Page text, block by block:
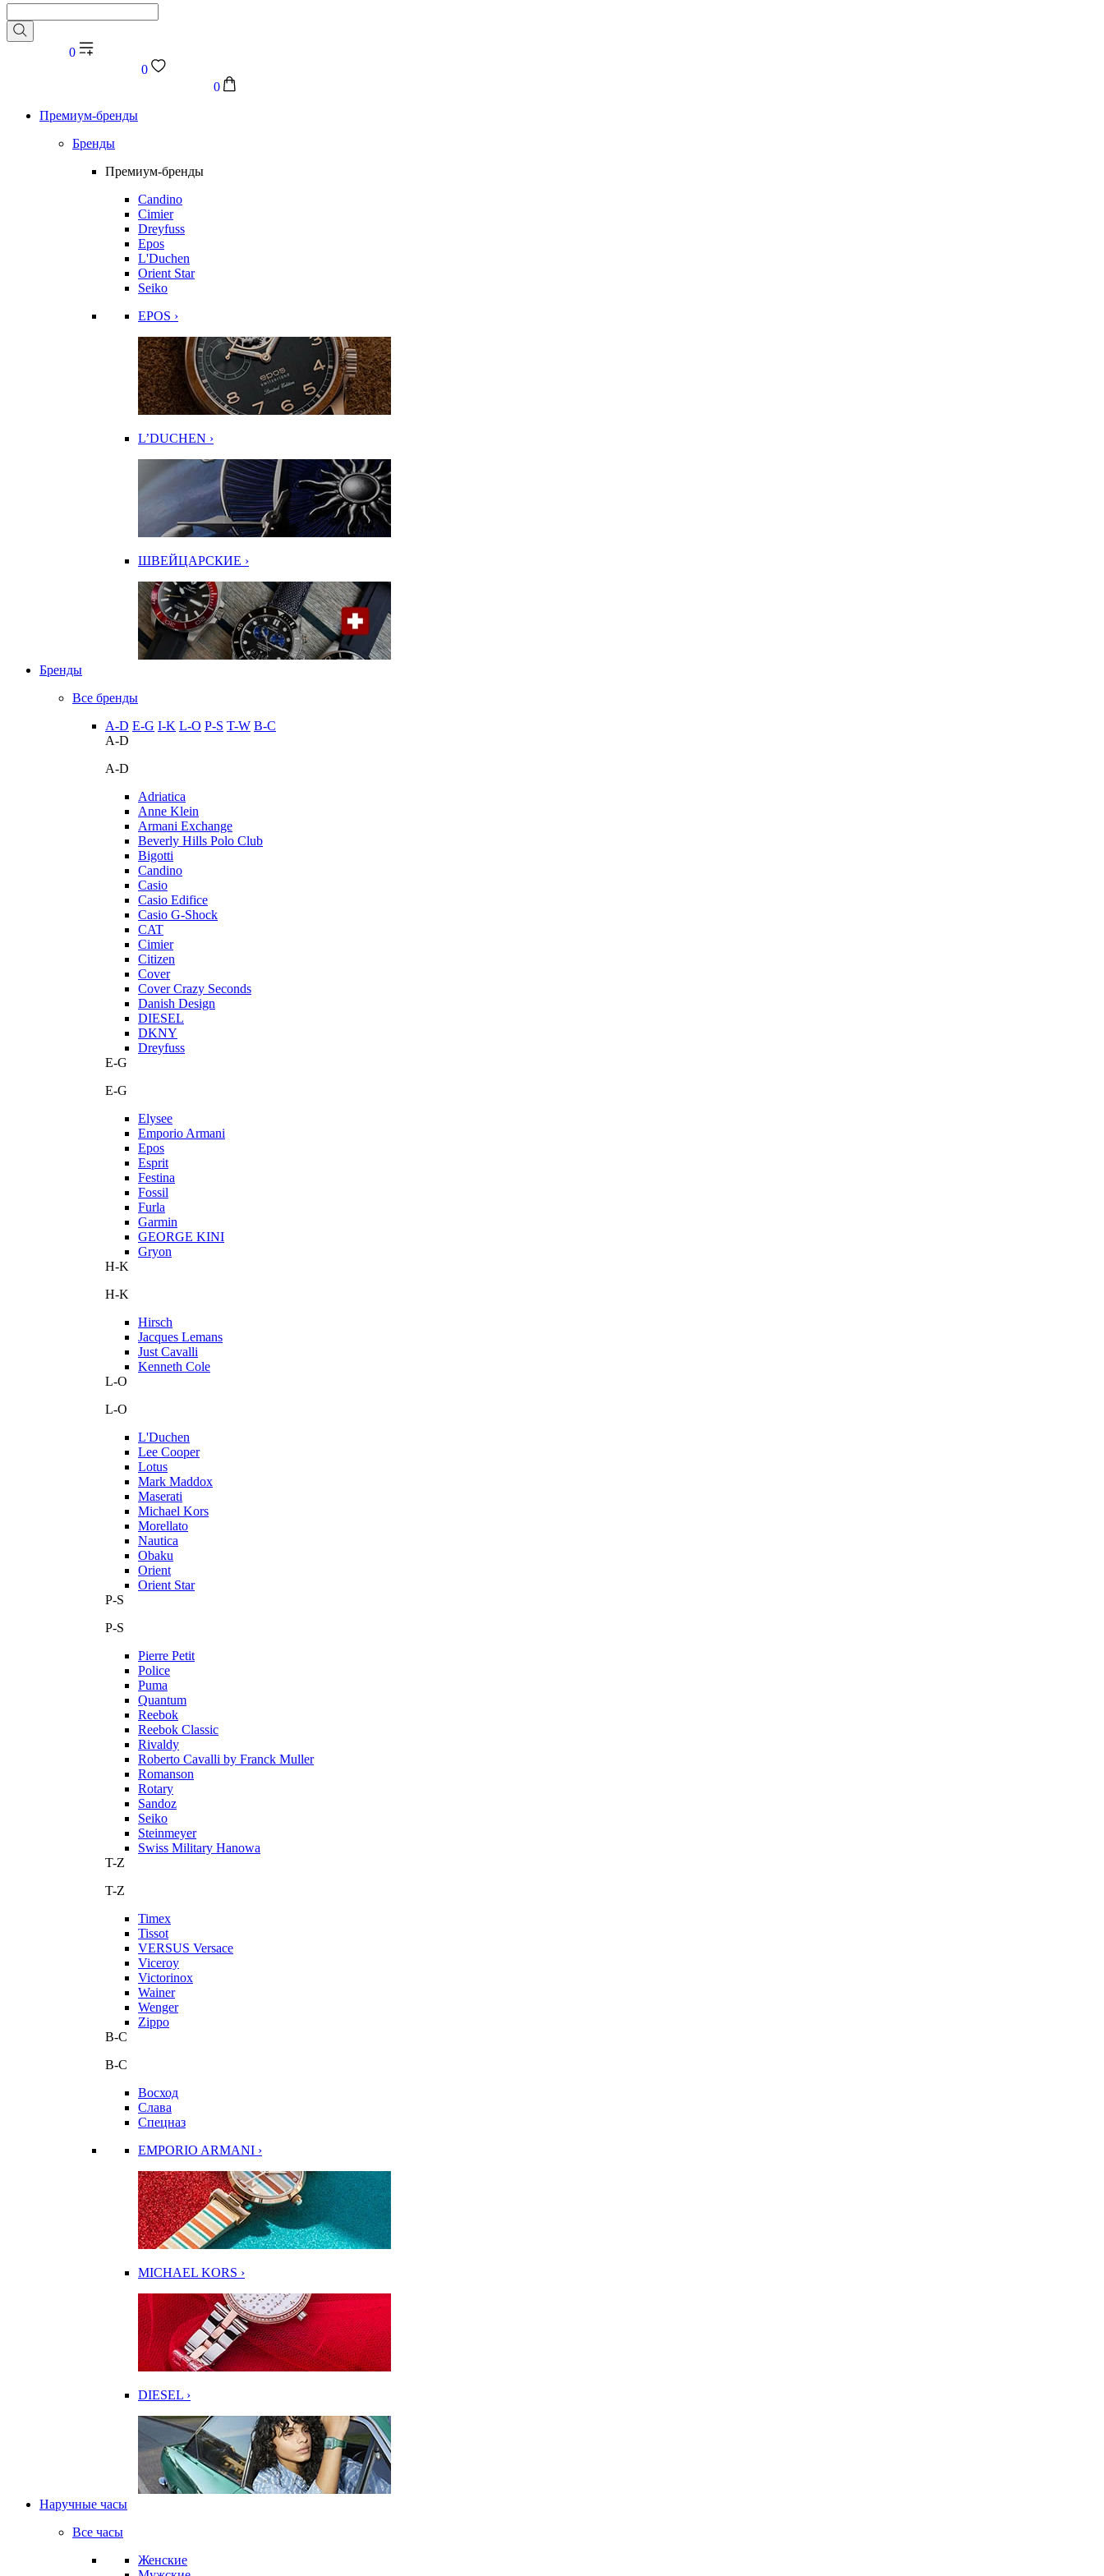
0
0
0
Премиум-бренды
Бренды
Премиум-бренды
Candino
Cimier
Dreyfuss
Epos
L'Duchen
Orient Star
Seiko
EPOS ›
L’DUCHEN ›
ШВЕЙЦАРСКИЕ ›
Бренды
Все бренды
A-D E-G I-K L-O P-S T-W В-С
A-D
A-D
Adriatica
Anne Klein
Armani Exchange
Beverly Hills Polo Club
Bigotti
Candino
Casio
Casio Edifice
Casio G-Shock
CAT
Cimier
Citizen
Cover
Cover Crazy Seconds
Danish Design
DIESEL
DKNY
Dreyfuss
E-G
E-G
Elysee
Emporio Armani
Epos
Esprit
Festina
Fossil
Furla
Garmin
GEORGE KINI
Gryon
H-K
H-K
Hirsch
Jacques Lemans
Just Cavalli
Kenneth Cole
L-O
L-O
L'Duchen
Lee Cooper
Lotus
Mark Maddox
Maserati
Michael Kors
Morellato
Nautica
Obaku
Orient
Orient Star
P-S
P-S
Pierre Petit
Police
Puma
Quantum
Reebok
Reebok Classic
Rivaldy
Roberto Cavalli by Franck Muller
Romanson
Rotary
Sandoz
Seiko
Steinmeyer
Swiss Military Hanowa
T-Z
T-Z
Timex
Tissot
VERSUS Versace
Viceroy
Victorinox
Wainer
Wenger
Zippo
В-С
В-С
Восход
Слава
Спецназ
EMPORIO ARMANI ›
MICHAEL KORS ›
DIESEL ›
Наручные часы
Все часы
Женские